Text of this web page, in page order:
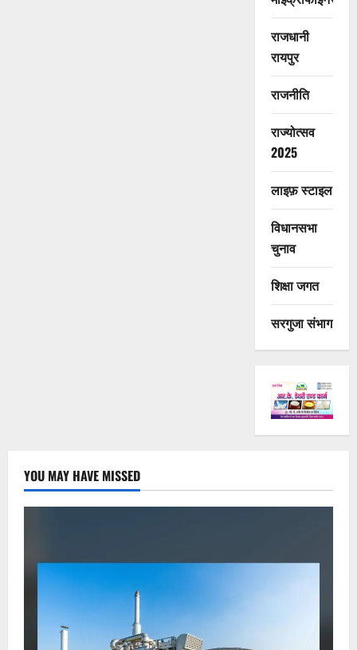
राजधानी
रायपुर
राजनीति
राज्योत्सव
2025
लाइफ़ स्टाइल
विधानसभा
चुनाव
शिक्षा जगत
सरगुजा संभाग
YOU MAY HAVE MISSED